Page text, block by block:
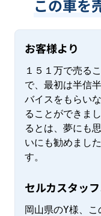
この車を
お客様より
１５１万で売る
で、最初は半信
バイスをもらい
ることができま
るとは、夢にも
いにも勧めまし
す。
セルカスタッ
岡山県のY様、